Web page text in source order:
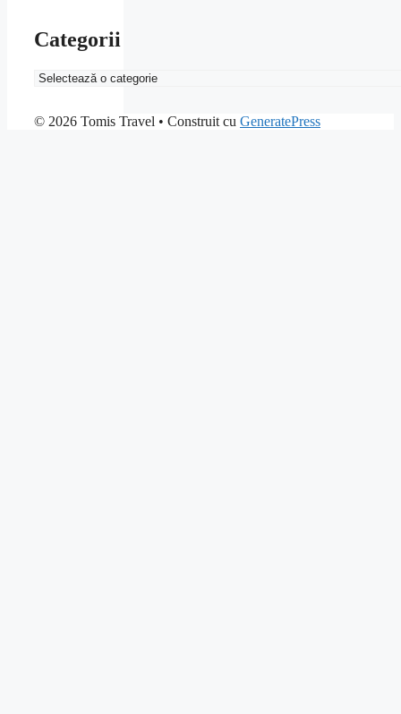
Categorii
Categorii
© 2026 Tomis Travel • Construit cu GeneratePress